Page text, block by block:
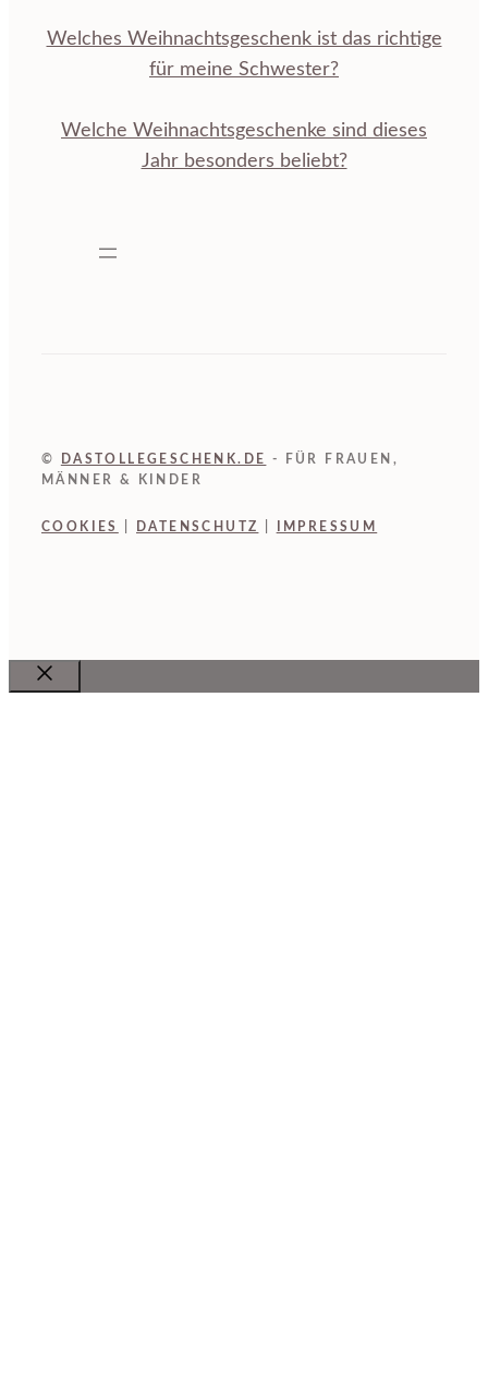
Welches Weihnachtsgeschenk ist das richtige
für meine Schwester?
Welche Weihnachtsgeschenke sind dieses
Jahr besonders beliebt?
© DASTOLLEGESCHENK.DE
- FÜR FRAUEN,
MÄNNER & KINDER
COOKIES DATENSCHUTZ IMPRESSUM